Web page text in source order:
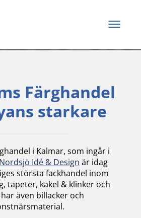
behöver för
och renovera
Färghandel
starkare
i Kalmar, som ingår i
Nordsjö Idé & Design är idag
största fackhandel inom
tapeter, kakel & klinker och
har även billacker och